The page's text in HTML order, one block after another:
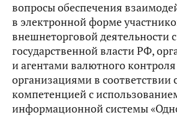
вопросы обеспечения
в электронной форме
внешнеторговой деятельности
государственной власти РФ,
и агентами валютного
организациями в соответствии
компетенцией с
информационной системы